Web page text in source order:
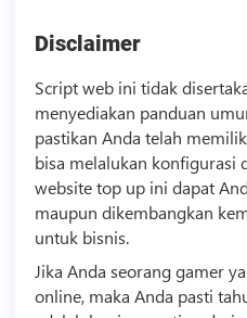
Disclaimer
Scriptweb ini tidak
menyediakan panduan
pastikan Anda telah
bisa melalukan konfigurasi
website top up ini dapat
maupun dikembangkan
untuk bisnis.
Jika Anda seorang gamer
online, maka Anda pasti